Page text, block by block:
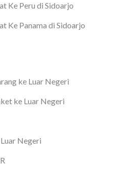
Ke Peru di Sidoarjo
Ke Panama di Sidoarjo
ke Luar Negeri
ke Luar Negeri
Negeri